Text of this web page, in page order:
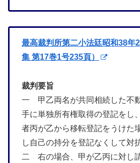
最高裁判所第二小法廷昭和38年
集 第17巻1号235頁）
裁判要旨
一 甲乙両名が共同相続した不
手に単独所有権取得の登記をし
者丙が乙から移転登記をうけた
し自己の持分を登記なくして対
二 右の場合、甲が乙丙に対し